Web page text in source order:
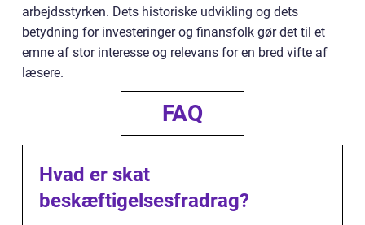
arbejdsstyrken. Dets historiske udvikling og dets
betydning for investeringer og finansfolk gør det til et
emne af stor interesse og relevans for en bred vifte af
læsere.
FAQ
Hvad er skat
beskæftigelsesfradrag?